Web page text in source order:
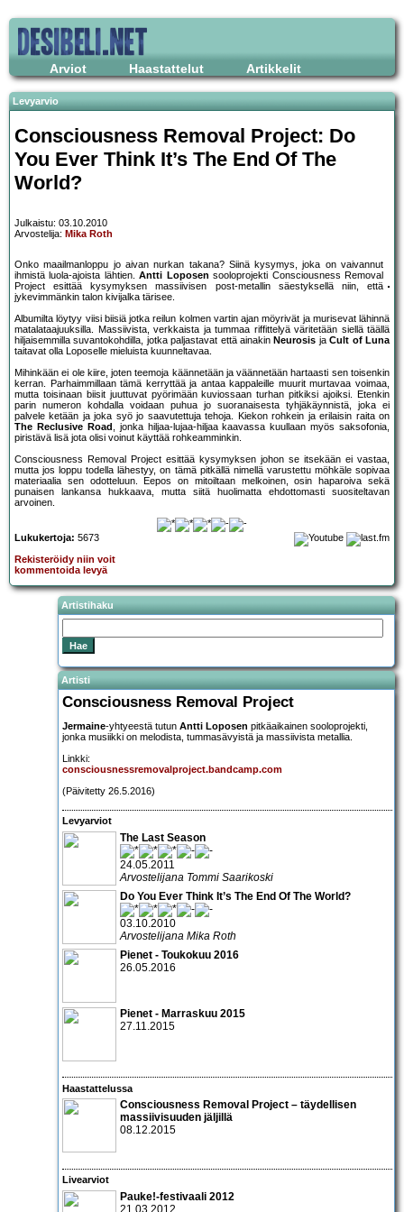
Arviot Haastattelut Artikkelit
Levyarvio
Consciousness Removal Project: Do
You Ever Think It’s The End Of The
World?
Julkaistu: 03.10.2010
Arvostelija: Mika Roth
Onko maailmanloppu jo aivan nurkan takana? Siinä kysymys, joka on vaivannut
ihmistä luola-ajoista lähtien.Antti Loposen sooloprojekti Consciousness Removal
Project esittää kysymyksen massiivisen post-metallin säestyksellä niin, että
jykevimmänkin talon kivijalka tärisee.
Albumilta löytyy viisi biisiä jotka reilun kolmen vartin ajan möyrivät ja murisevat lähinnä
matalataajuuksilla. Massiivista, verkkaista ja tummaa riffittelyä väritetään siellä täällä
hiljaisemmilla suvantokohdilla, jotka paljastavat että ainakin Neurosis jaCult of Luna
taitavat olla Loposelle mieluista kuunneltavaa.
Mihinkään ei ole kiire, joten teemoja käännetään ja väännetään hartaasti sen toisenkin
kerran. Parhaimmillaan tämä kerryttää ja antaa kappaleille muurit murtavaa voimaa,
mutta toisinaan biisit juuttuvat pyörimään kuviossaan turhan pitkiksi ajoiksi. Etenkin
parin numeron kohdalla voidaan puhua jo suoranaisesta tyhjäkäynnistä, joka ei
palvele ketään ja joka syö jo saavutettuja tehoja. Kiekon rohkein ja erilaisin raita on
The Reclusive Road , jonka hiljaa-lujaa-hiljaa kaavassa kuullaan myös saksofonia,
piristävä lisä jota olisi voinut käyttää rohkeamminkin.
Consciousness Removal Project esittää kysymyksen johon se itsekään ei vastaa,
mutta jos loppu todella lähestyy, on tämä pitkällä nimellä varustettu möhkäle sopivaa
materiaalia sen odotteluun. Eepos on mitoiltaan melkoinen, osin haparoiva sekä
punaisen lankansa hukkaava, mutta siitä huolimatta ehdottomasti suositeltavan
arvoinen.
Lukukertoja: 5673
Rekisteröidy niin voit
kommentoida levyä
Artistihaku
Artisti
Consciousness Removal Project
Jermaine-yhtyeestä tutun Antti Loposen pitkäaikainen sooloprojekti,
jonka musiikki on melodista, tummasävyistä ja massiivista metallia.
Linkki:
consciousnessremovalproject.bandcamp.com
(Päivitetty 26.5.2016)
Levyarviot
The Last Season
24.05.2011
Arvostelijana Tommi Saarikoski
Do You Ever Think It’s The End Of The World?
03.10.2010
Arvostelijana Mika Roth
Pienet - Toukokuu 2016
26.05.2016
Pienet - Marraskuu 2015
27.11.2015
Haastattelussa
Consciousness Removal Project – täydellisen
massiivisuuden jäljillä
08.12.2015
Livearviot
Pauke!-festivaali 2012
21.03.2012